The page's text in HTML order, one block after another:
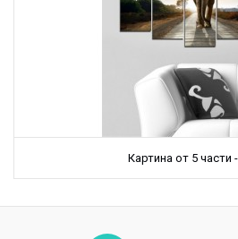
Картина от 5 части